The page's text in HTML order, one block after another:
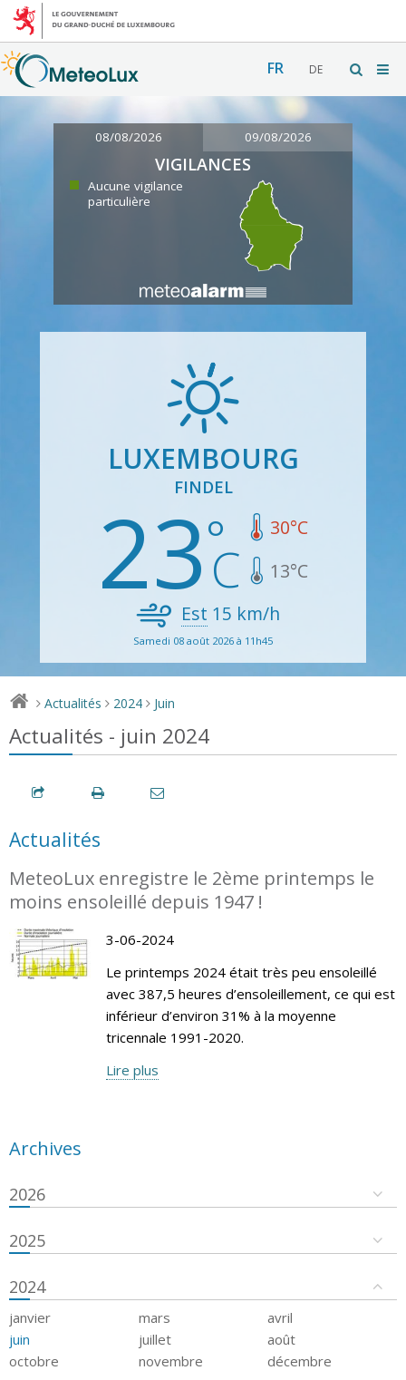
FR DE
08/08/2026 09/08/2026
VIGILANCES
Aucune vigilance
particulière
LUXEMBOURG
FINDEL
23 30°C
13°C
Est 15 km/h
Samedi 08 août 2026 à 11h45
> Actualités > 2024 > Juin
Actualités - juin 2024
Actualités
MeteoLux enregistre le 2ème printemps le
moins ensoleillé depuis 1947 !
3-06-2024
Le printemps 2024 était très peu ensoleillé
avec 387,5 heures d’ensoleillement, ce qui est
inférieur d’environ 31% à la moyenne
tricennale 1991-2020.
Lire plus
Archives
2026
2025
2024
janvier mars
avril
juin
juillet
août
octobre
novembre décembre